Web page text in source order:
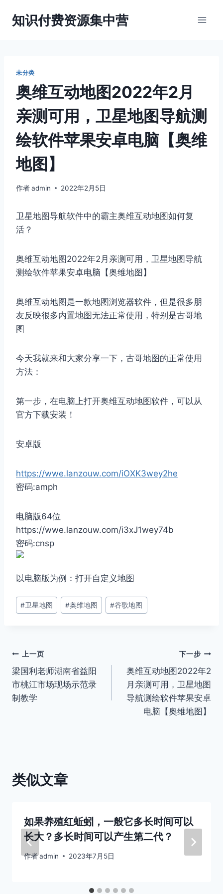
知识付费资源集中营
未分类
奥维互动地图2022年2月
亲测可用，卫星地图导航测
绘软件苹果安卓电脑【奥维
地图】
作者admin 2022年2月5日
卫星地图导航软件中的霸主奥维互动地图如何复
活？
奥维互动地图2022年2月亲测可用，卫星地图导航
测绘软件苹果安卓电脑【奥维地图】
奥维互动地图是一款地图浏览器软件，但是很多朋
友反映很多内置地图无法正常使用，特别是古哥地
图
今天我就来和大家分享一下，古哥地图的正常使用
方法：
第一步，在电脑上打开奥维互动地图软件，可以从
官方下载安装！
安卓版
https://wwe.lanzouw.com/iOXK3wey2he
密码:amph
电脑版64位
https://wwe.lanzouw.com/i3xJ1wey74b
密码:cnsp
以电脑版为例：打开自定义地图
文
章
#卫星地图 #奥维地图 #谷歌地图
文
章
导
上一页
梁国利老师湖南省益阳
市桃江市场现场示范录
制教学
下一步
奥维互动地图2022年2
月亲测可用，卫星地图
导航测绘软件苹果安卓
电脑【奥维地图】
类似文章
如果养殖红蚯蚓，一般它多长时间可以
长大？多长时间可以产生第二代？
作者admin 2023年7月5日